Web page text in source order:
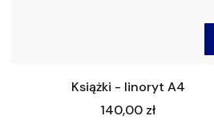
Książki - linoryt A4
Cena
140,00 zł